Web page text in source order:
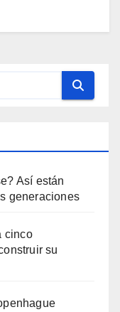
Así están
generaciones
cinco
su